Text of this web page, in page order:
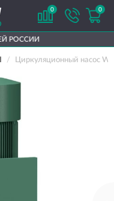
0 0
Циркуляционный насос